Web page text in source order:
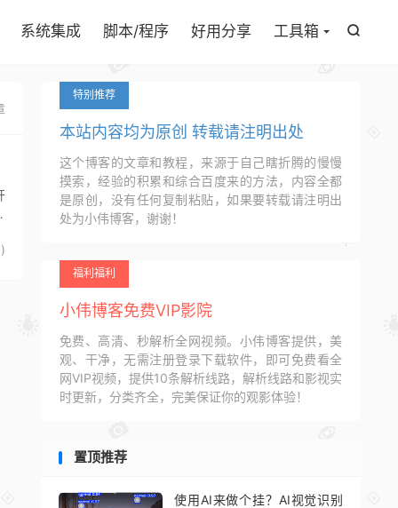

系统集成 脚本/程序 好用分享 工具箱
)
特别推荐
本站内容均为原创 转载请注明出处
这个博客的文章和教程，来源于自己瞎折腾的慢慢
摸索，经验的积累和综合百度来的方法，内容全都
是原创，没有任何复制粘贴，如果要转载请注明出
处为小伟博客，谢谢！
福利福利
小伟博客免费VIP影院
免费、高清、秒解析全网视频。小伟博客提供，美
观、干净，无需注册登录下载软件，即可免费看全
网VIP视频，提供10条解析线路，解析线路和影视实
时更新，分类齐全，完美保证你的观影体验！
置顶推荐
使用AI来做个挂？AI视觉识别